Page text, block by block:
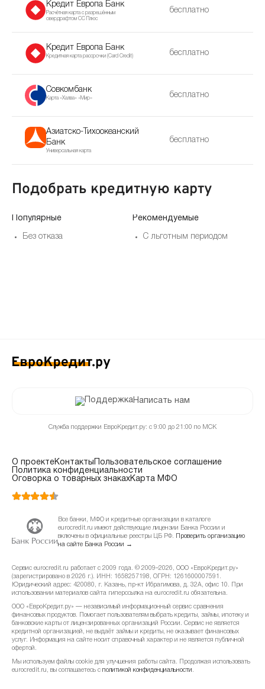
Кредит Европа Банк
Расчётная карта с разрешённым
овердрафтом CC Плюс
бесплатно
Кредит Европа Банк
Кредитная карта рассрочки (Сard Сredit) бесплатно
Совкомбанк
Карта «Халва» «Мир» бесплатно
Азиатско-Тихоокеанский
Банк
Универсальная карта
бесплатно
Подобрать кредитную карту
Популярные
Без отказа
Рекомендуемые
С льготным периодом
Написать нам
Служба поддержки ЕвроКредит.ру: с 9:00 до 21:00 по МСК
О проектеКонтакты Пользовательское соглашение
Политика конфиденциальности
Оговорка о товарных знакахКарта МФО
Все банки, МФО и кредитные организации в каталоге
eurocredit.ru имеют действующие лицензии Банка России и
включены в официальные реестры ЦБ РФ.
Проверить организацию
на сайте Банка России →
Сервис eurocredit.ru работает с 2009 года. © 2009–2026, ООО «ЕвроКредит.ру»
(зарегистрировано в 2026 г.). ИНН: 1658257198, ОГРН: 1261600007591.
Юридический адрес: 420080, г. Казань, пр-кт Ибрагимова, д. 32А, офис 10. При
использовании материалов сайта гиперссылка на eurocredit.ru обязательна.
ООО «ЕвроКредит.ру» — независимый информационный сервис сравнения
финансовых продуктов. Помогает пользователям выбрать кредиты, займы, ипотеку и
банковские карты от лицензированных организаций России. Сервис не является
кредитной организацией, не выдаёт займы и кредиты, не оказывает финансовых
услуг. Информация на сайте носит справочный характер и не является публичной
офертой.
Мы используем файлы cookie для улучшения работы сайта. Продолжая использовать
eurocredit.ru, вы соглашаетесь с политикой конфиденциальности